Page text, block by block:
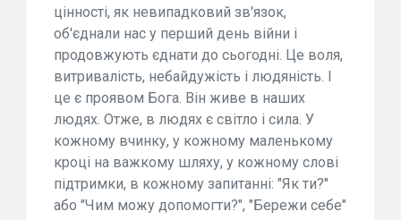
цінності, як невипадковий зв'язок,
об'єднали нас у перший день війни і
продовжують єднати до сьогодні. Це воля,
витривалість, небайдужість і людяність. І
це є проявом Бога. Він живе в наших
людях. Отже, в людях є світло і сила. У
кожному вчинку, у кожному маленькому
кроці на важкому шляху, у кожному слові
підтримки, в кожному запитанні: "Як ти?"
або "Чим можу допомогти?", "Бережи себе"